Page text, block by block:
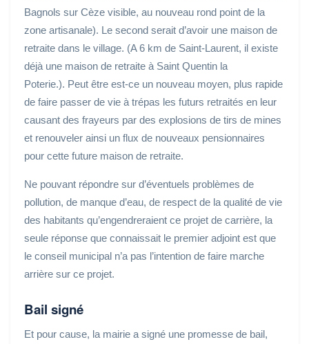
Bagnols sur Cèze visible, au nouveau rond point de la
zone artisanale). Le second serait d’avoir une maison de
retraite dans le village. (A 6 km de Saint-Laurent, il existe
déjà une maison de retraite à Saint Quentin la
Poterie.). Peut être est-ce un nouveau moyen, plus rapide
de faire passer de vie à trépas les futurs retraités en leur
causant des frayeurs par des explosions de tirs de mines
et renouveler ainsi un flux de nouveaux pensionnaires
pour cette future maison de retraite.
Ne pouvant répondre sur d’éventuels problèmes de
pollution, de manque d’eau, de respect de la qualité de vie
des habitants qu’engendreraient ce projet de carrière, la
seule réponse que connaissait le premier adjoint est que
le conseil municipal n’a pas l’intention de faire marche
arrière sur ce projet.
Bail signé
Et pour cause, la mairie a signé une promesse de bail,